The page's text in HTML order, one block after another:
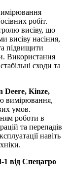
робіт.
висіву, що
висіву насіння,
підвищити
Використання
сходи та
Deere, Kinze,
вимірювання,
умов.
роботи в
та перепадів
навіть
1 від Спецагро